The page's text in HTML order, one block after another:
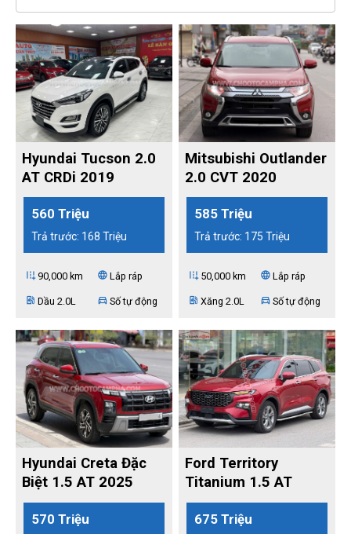
Hyundai Tucson 2.0
AT CRDi 2019
560 Triệu
Trả trước: 168 Triệu
add_road 90,000 km language Lắp ráp
ev_station Dầu 2.0L directions_car Số tự động
Mitsubishi Outlander
2.0 CVT 2020
585 Triệu
Trả trước: 175 Triệu
add_road 50,000 km language Lắp ráp
ev_station Xăng 2.0L directions_car Số tự động
Hyundai Creta Đặc
Biệt 1.5 AT 2025
570 Triệu
Ford Territory
Titanium 1.5 AT
2022
675 Triệu